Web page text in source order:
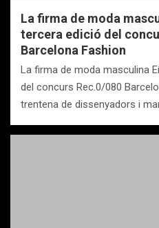
La firma de moda
tercera edició del
Barcelona Fashion
La firma de moda masculina
del concurs Rec.0/080
trentena de dissenyadors i